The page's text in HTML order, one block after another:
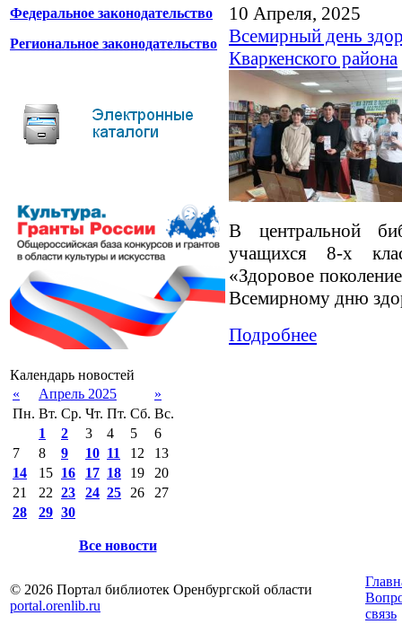
Федеральное законодательство
Региональное законодательство
Календарь новостей
«
Апрель 2025
»
Пн. Вт. Ср. Чт. Пт. Сб. Вс.
1
2 3 4 5
6
7
8 9 10 11 12
13
14
15 16 17 18 19
20
21
22 23 24 25 26
27
28
29 30
Все новости
10 Апреля, 2025
Всемирный день
Кваркенского района
В центральной
учащихся 8-х
«Здоровое
Всемирному дню
Подробнее
© 2026 Портал библиотек Оренбургской области
portal.orenlib.ru
связь